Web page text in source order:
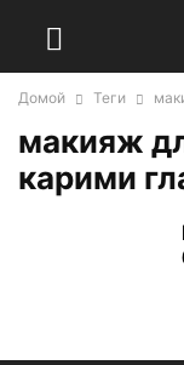
Домой Теги
макияж
карими